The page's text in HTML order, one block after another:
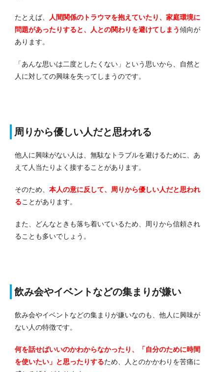
たとえば、
人間関係のトラウマを抱えていたり、家庭環境に
問題があったりすると、人との関わりを避けてしまう傾向が
あります。
「あんな思いは二度としたくない」という思いから、自然と
人に対しての興味を失ってしまうのです。
周りから優しい人だと思われる
他人に興味がない人は、無駄なトラブルを避けるために、あ
えて人当たりよく接することがあります。
そのため、 本人の意に反して、周りから優しい人だと思われ
ることがあります。
また、どんなときも落ち着いているため、周りから信頼され
ることも多いでしょう。
飲み会やイベントなどの集まりが嫌い
飲み会やイベントなどの集まりが嫌いなのも、他人に興味が
ない人の特徴です。
何を話せばいいのかわからなかったり、「自分のために時間
を使いたい」と思ったりするため、人とのかかわりを苦痛に